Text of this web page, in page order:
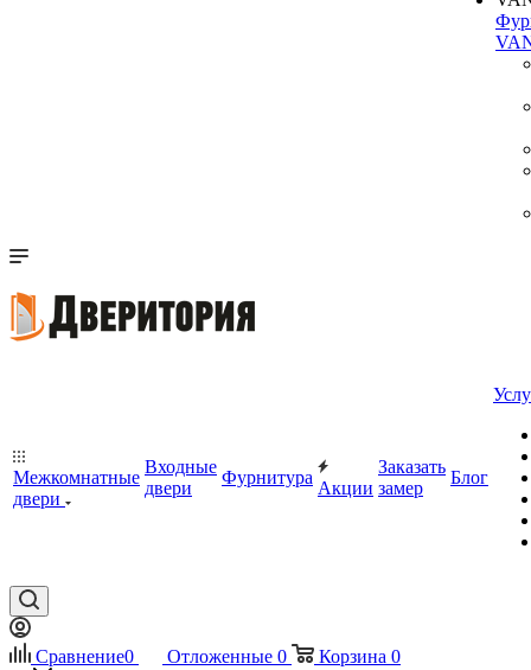
Межкомнатные
двери
Входные
двери
Фурнитура
Акции
Заказать
замер
Блог
Сравнение0 Отложенные 0 Корзина 0